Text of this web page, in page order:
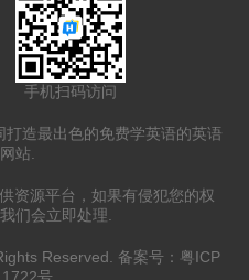
手机扫码访问
造最出色的免费学英语的英语
站.
资源平台，如果有侵犯您的权
们会立即处理.
Reserved. 备案号： 粤ICP